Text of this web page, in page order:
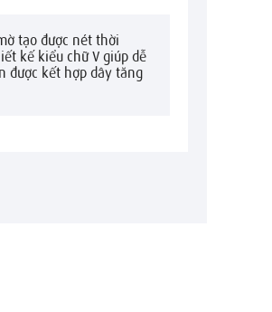
tạo được nét thời
kế kiểu chữ V giúp dễ
được kết hợp dây tăng